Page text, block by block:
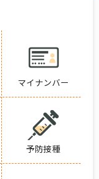
マイナンバー
予防接種